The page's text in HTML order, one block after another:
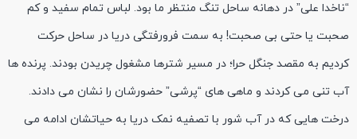
“ناخدا علی” در دهانه ساحل تنگ منتظر ما بود. لباس تمام سفید و کم
صحبت یا حتی بی صحبت! به سمت فرورفتگی دریا در ساحل حرکت
کردیم به مقصد جنگل حرا؛ در مسیر شترها مشغول چریدن بودند. پرنده ها
آب تنی می کردند و ماهی های “پرشی” حضورشان را نشان می دادند.
درخت هایی که در آب شور با تصفیه نمک دریا به حیاتشان ادامه می